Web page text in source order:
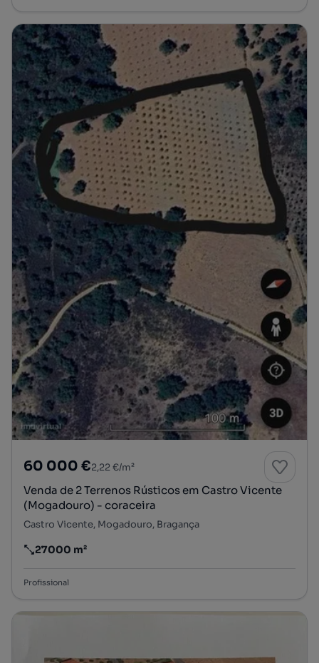
60 000 €2,22 €/m²
Venda de 2 Terrenos Rústicos em Castro Vicente
(Mogadouro) - coraceira
Castro Vicente, Mogadouro, Bragança
Preço por metro quadrado
27000 m²
Profissional